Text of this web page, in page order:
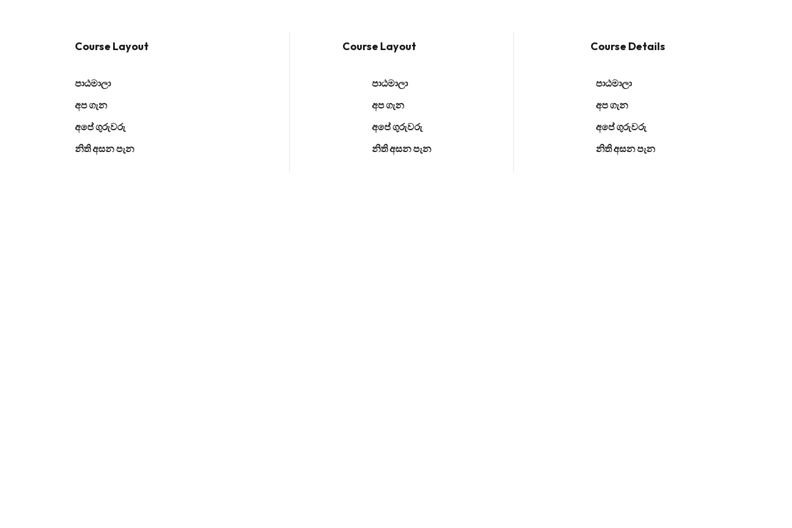
Course Layout
පාඨමාලා
අප ගැන
අපේ ගුරුවරු
නිති අසන පැන
Course Layout
පාඨමාලා
අප ගැන
අපේ ගුරුවරු
නිති අසන පැන
Course Details
පාඨමාලා
අප ගැන
අපේ ගුරුවරු
නිති අසන පැන